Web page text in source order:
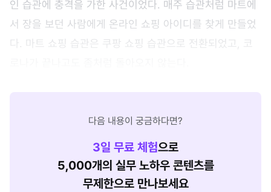
인 습관에 충격을 가한 사건이었다. 매주 습관처럼 마트에
서 장을 보던 사람에게 온라인 쇼핑 아이디를 찾게 만들었
다. 마트 쇼핑 습관은 쿠팡 쇼핑 습관으로 전환되었고, 코
다음 내용이 궁금하다면?
3일 무료 체험으로
5,000개의 실무 노하우 콘텐츠를
무제한으로 만나보세요